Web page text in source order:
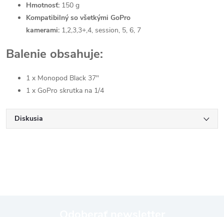
Hmotnosť: 150 g
Kompatibilný so všetkými GoPro
kamerami: 1,2,3,3+,4, session, 5, 6, 7
Balenie obsahuje:
1 x Monopod Black 37"
1 x GoPro skrutka na 1/4
Diskusia